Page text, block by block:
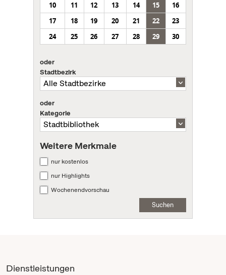
10
11 12 13 14 15
16
17
18 19 20 21 22
23
24
25 26 27 28 29 30
oder
Stadtbezirk
oder
Kategorie
Weitere Merkmale
nur kostenlos
nur Highlights
Wochenendvorschau
Suchen
Dienstleistungen